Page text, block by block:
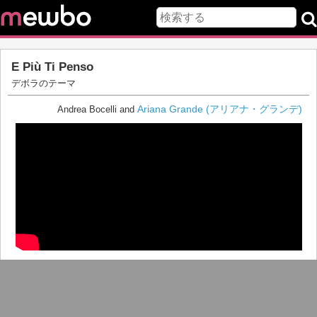
E Più Ti Penso
デボラのテーマ
Andrea Bocelli and Ariana Grande (アリアナ・グランデ)